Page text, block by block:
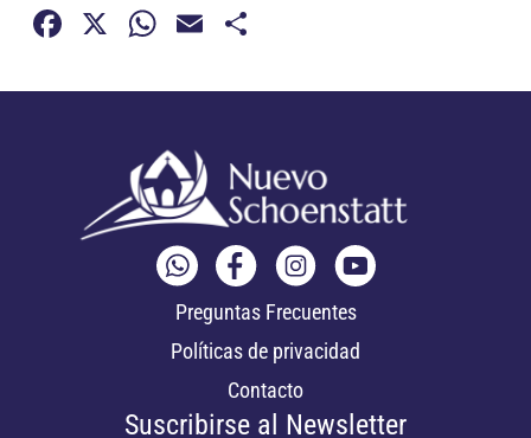
Facebook
X WhatsApp
Email
Preguntas Frecuentes
Políticas de privacidad
Contacto
Suscribirse al Newsletter